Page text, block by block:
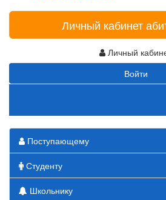
Личный кабинет
Личный
Войти
Поступающему
Студенту
Школьнику